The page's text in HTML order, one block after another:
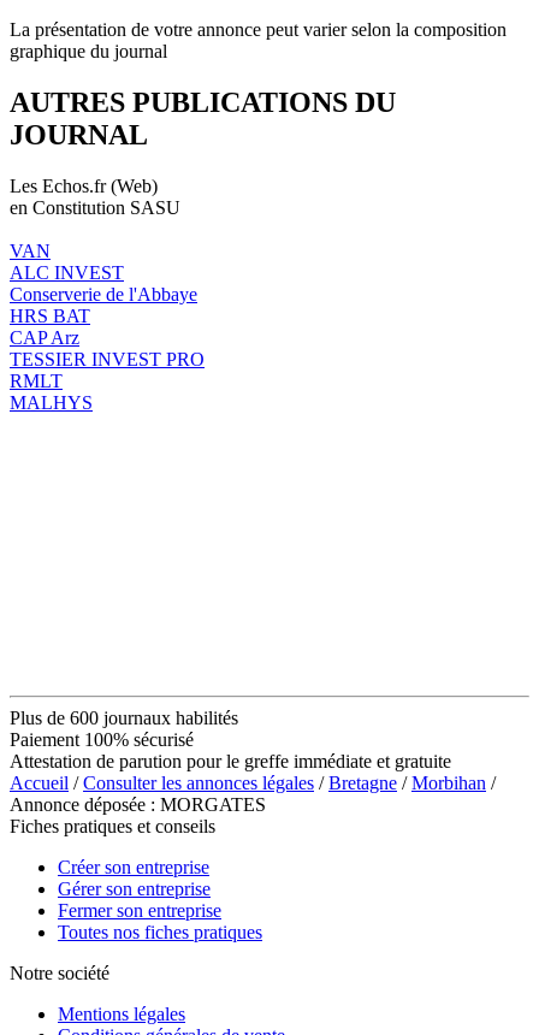
La présentation de votre annonce peut varier selon la composition
graphique du journal
AUTRES PUBLICATIONS DU
JOURNAL
Les Echos.fr (Web)
en Constitution SASU
VAN
ALC INVEST
Conserverie de l'Abbaye
HRS BAT
CAP Arz
TESSIER INVEST PRO
RMLT
MALHYS
Plus de 600 journaux habilités
Paiement 100% sécurisé
Attestation de parution pour le greffe immédiate et gratuite
Accueil /Consulter les annonces légales /Bretagne /Morbihan /
Annonce déposée : MORGATES
Fiches pratiques et conseils
Créer son entreprise
Gérer son entreprise
Fermer son entreprise
Toutes nos fiches pratiques
Notre société
Mentions légales